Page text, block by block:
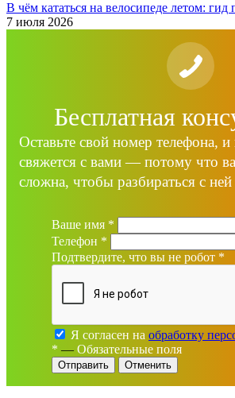
В чём кататься на велосипеде летом: гид
7 июля 2026
Бесплатная
Оставьте свой номер телефона,
свяжется с вами — потому что
сложна, чтобы разбираться с ней
Ваше имя *
Телефон *
Подтвердите, что вы не робот *
Я согласен на обработку
* — Обязательные поля
Отменить